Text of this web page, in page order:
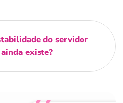
do servidor
existe?